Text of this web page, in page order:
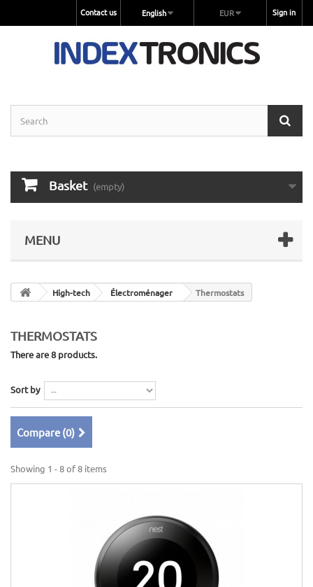
Sign in
EUR
English
Contact us
Basket (empty)
MENU
High-tech Électroménager Thermostats
THERMOSTATS
There are 8 products.
Sort by
Compare (0)
Showing 1 - 8 of 8 items